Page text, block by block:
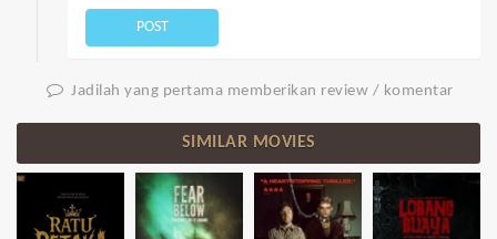
POST
Jadilah yang pertama memberikan review / komentar
SIMILAR MOVIES